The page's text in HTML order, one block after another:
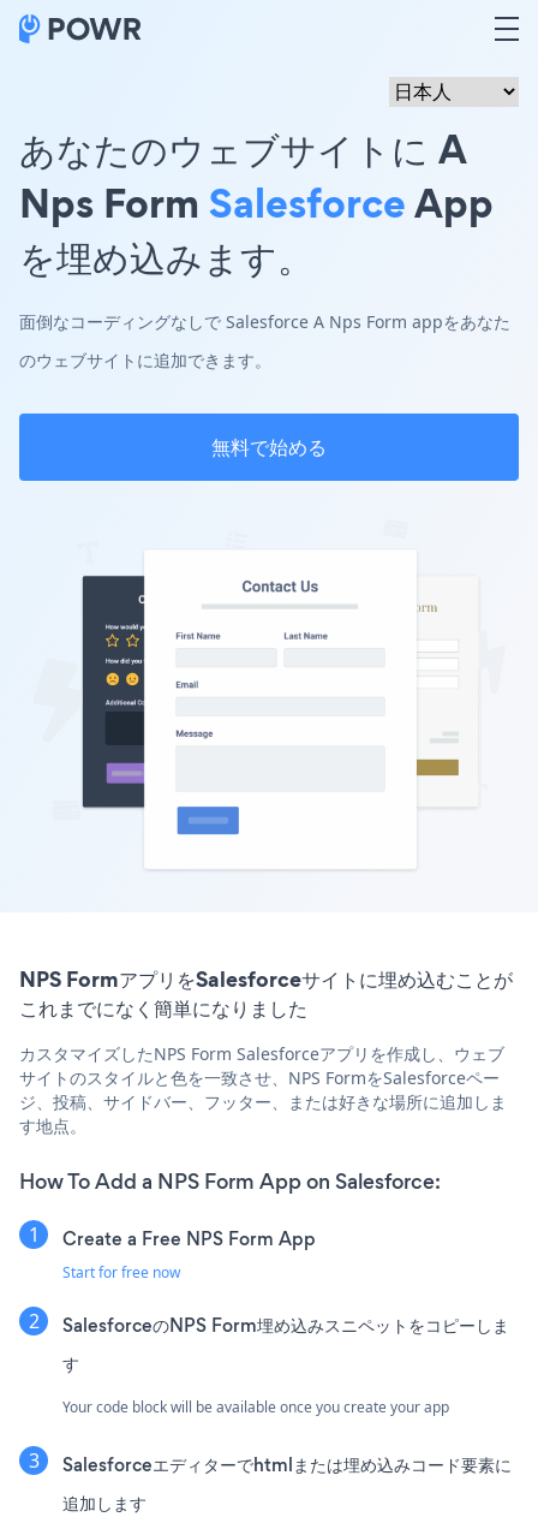
あなたのウェブサイトに A
Nps Form SalesforceApp
を埋め込みます。
面倒なコーディングなしで Salesforce A Nps Form appをあなた
のウェブサイトに追加できます。
無料で始める
NPS FormアプリをSalesforceサイトに埋め込むことが
これまでになく簡単になりました
カスタマイズしたNPS Form Salesforceアプリを作成し、ウェブ
サイトのスタイルと色を一致させ、NPS FormをSalesforceペー
ジ、投稿、サイドバー、フッター、または好きな場所に追加しま
す地点。
How To Add a NPS Form App on Salesforce:
Create a Free NPS Form App
Start for free now
SalesforceのNPS Form埋め込みスニペットをコピーしま
す
Your code block will be available once you create your app
Salesforceエディターでhtmlまたは埋め込みコード要素に
追加します